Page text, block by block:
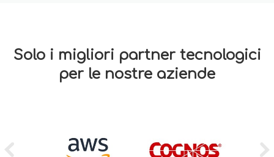
Solo i migliori partner tecnologici
per le nostre aziende